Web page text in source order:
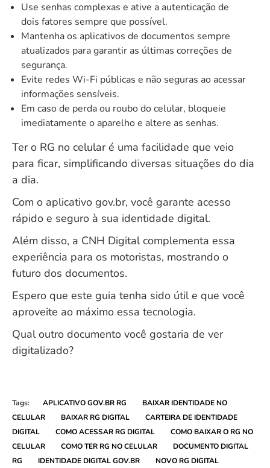
Use senhas complexas e ative a autenticação de
dois fatores sempre que possível.
Mantenha os aplicativos de documentos sempre
atualizados para garantir as últimas correções de
segurança.
Evite redes Wi-Fi públicas e não seguras ao acessar
informações sensíveis.
Em caso de perda ou roubo do celular, bloqueie
imediatamente o aparelho e altere as senhas.
Ter o RG no celular é uma facilidade que veio
para ficar, simplificando diversas situações do dia
a dia.
Com o aplicativo gov.br, você garante acesso
rápido e seguro à sua identidade digital.
Além disso, a CNH Digital complementa essa
experiência para os motoristas, mostrando o
futuro dos documentos.
Espero que este guia tenha sido útil e que você
aproveite ao máximo essa tecnologia.
Qual outro documento você gostaria de ver
digitalizado?
Tags: APLICATIVO GOV.BR RG
BAIXAR IDENTIDADE NO
CELULAR
BAIXAR RG DIGITAL
CARTEIRA DE IDENTIDADE
DIGITAL
COMO ACESSAR RG DIGITAL
COMO BAIXAR O RG NO
CELULAR
COMO TER RG NO CELULAR
DOCUMENTO DIGITAL
RG
IDENTIDADE DIGITAL GOV.BR NOVO RG DIGITAL